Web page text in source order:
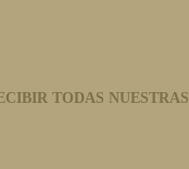
TODAS NUESTRAS